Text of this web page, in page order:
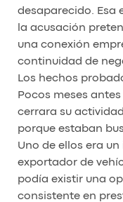
desaparecido. Esa
la acusación
una conexión
continuidad de
Los hechos
Pocos meses
cerrara su
porque estaban
Uno de ellos era
exportador de
podía existir una
consistente en